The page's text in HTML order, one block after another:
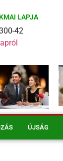
LAPJA
42
ÚJSÁG